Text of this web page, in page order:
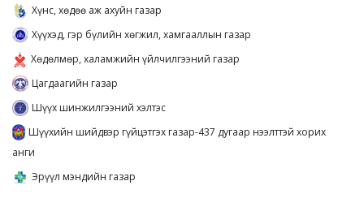
Хүнс, хөдөө аж ахуйн газар
Хүүхэд, гэр бүлийн хөгжил, хамгааллын газар
Хөдөлмөр, халамжийн үйлчилгээний газар
Цагдаагийн газар
Шүүх шинжилгээний хэлтэс
Шүүхийн шийдвэр гүйцэтгэх газар-437 дугаар нээлттэй хорих
анги
Эрүүл мэндийн газар